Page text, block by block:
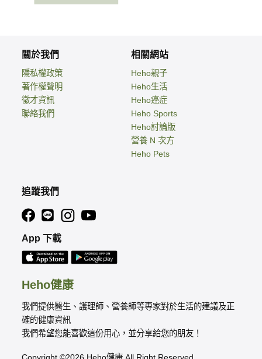
Heho健康
我們提供醫生、護理師、營養師等專家對於生活的建議及正
確的健康資訊
我們希望您能喜歡這份用心，並分享給您的朋友！
關於我們
隱私權政策
著作權聲明
徵才資訊
聯絡我們
相關網站
Heho親子
Heho生活
Heho癌症
Heho Sports
Heho討論版
營養 N 次方
Heho Pets
追蹤我們
App 下載